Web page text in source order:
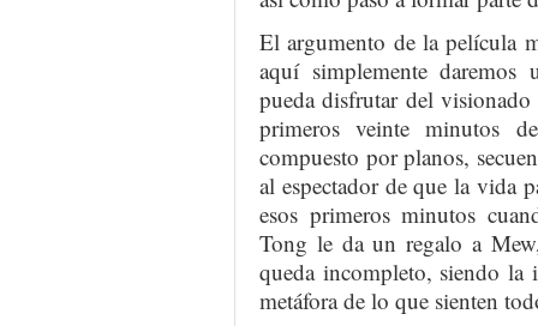
El argumento de la película
aquí simplemente
pueda disfrutar del visionado
primeros veinte minutos
compuesto por planos,
al espectador de que la vida
esos primeros minutos
Tong le da un regalo a
queda incompleto, siendo la
metáfora de lo que sienten